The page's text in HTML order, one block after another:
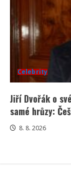
Celebrity
Jiří Dvořák o
samé hrůzy:
8. 8. 2026